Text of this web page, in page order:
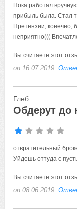
Пока работал
прибыль была. Стал
Претензии, конечно,
неприятно(((
Вы считаете этот
on 16.07.2019
Глеб
Обдерут до
отвратительный
Уйдешь оттуда с
Вы считаете этот
on 08.06.2019